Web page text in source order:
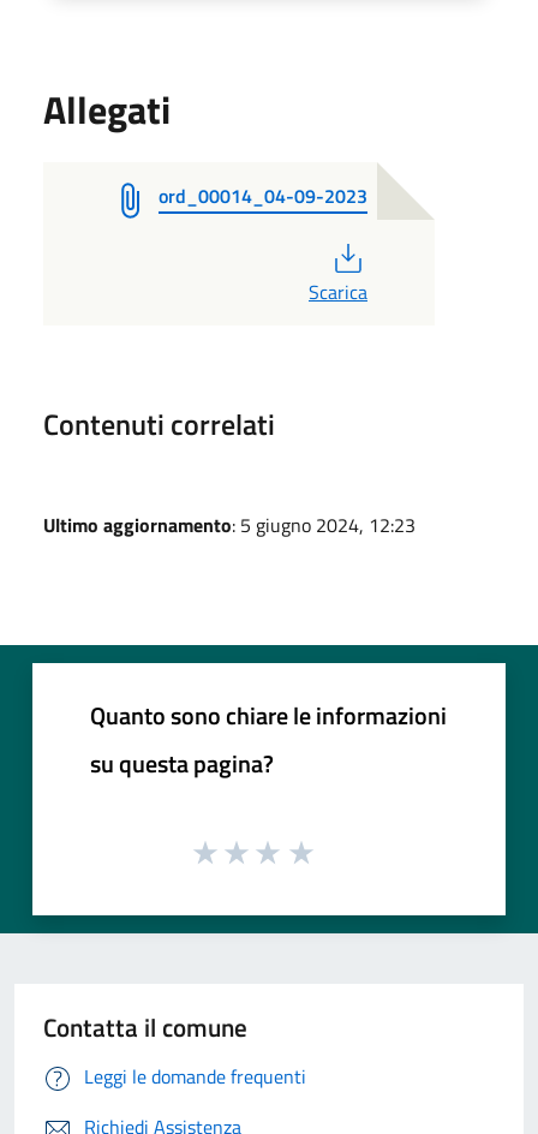
Allegati
ord_00014_04-09-2023
Scarica
Contenuti correlati
Ultimo aggiornamento: 5 giugno 2024, 12:23
Quanto sono chiare le informazioni
su questa pagina?
Contatta il comune
Leggi le domande frequenti
Richiedi Assistenza